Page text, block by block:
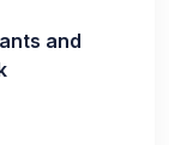
and